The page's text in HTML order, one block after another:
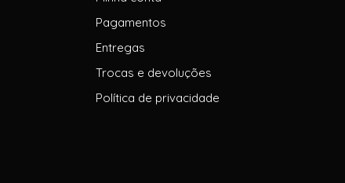
Pagamentos
Entregas
Trocas e devoluções
Política de privacidade